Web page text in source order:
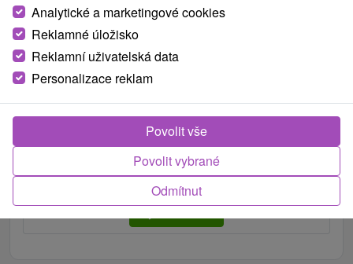
Tento pobyt je součástí nabídky
zařízení:
Penzión Raimund Dolný Smokovec
Detailní informace o zařízení
Vybrat termín
Analytické a marketingové cookies
Reklamné úložisko
Reklamní uživatelská data
Personalizace reklam
Odmítnut
Povolit vybrané
Povolit vše